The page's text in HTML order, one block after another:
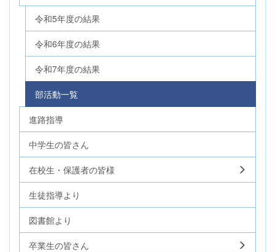
令和5年度の結果
令和6年度の結果
令和7年度の結果
部活動一覧
進路指導
中学生の皆さん
在校生・保護者の皆様
生徒指導より
図書館より
卒業生の皆さん